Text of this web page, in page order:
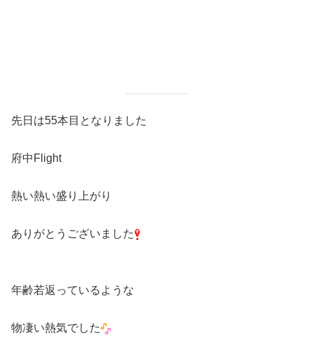
先日は55本目となりました
府中Flight
熱い熱い盛り上がり
ありがとうございました
年齢若返っているような
物凄い熱気でした